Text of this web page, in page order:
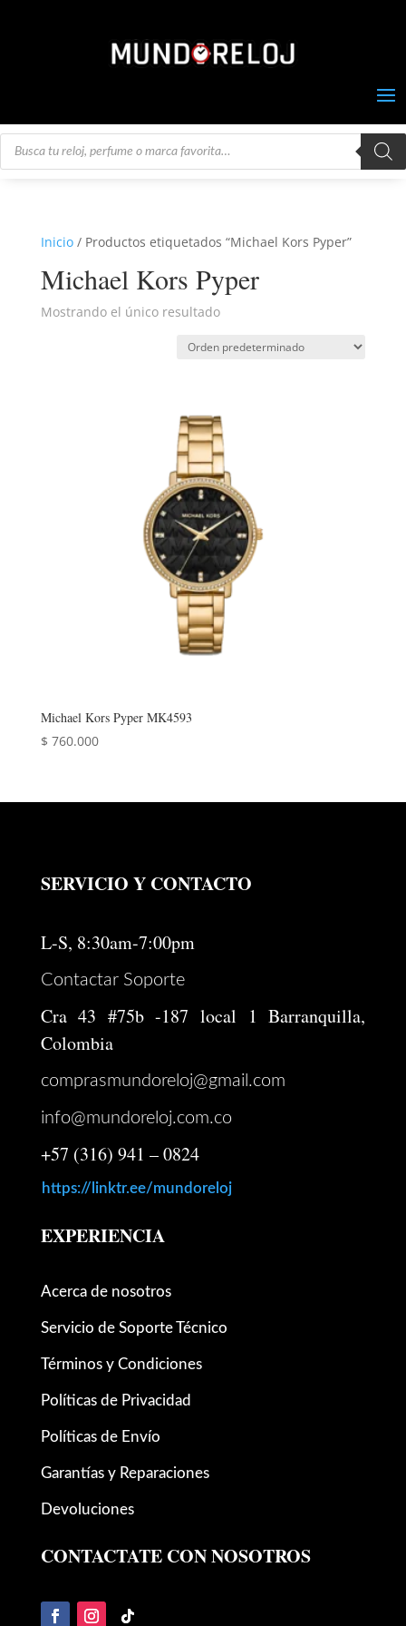
Búsqueda
Inicio/ Productos etiquetados “Michael Kors Pyper”
Michael Kors Pyper
Mostrando el único resultado
Michael Kors Pyper MK4593
$ 760.000
SERVICIO Y CONTACTO
L-S, 8:30am-7:00pm
Contactar Soporte
Cra 43 #75b -187 local 1 Barranquilla,
Colombia
comprasmundoreloj@gmail.com
info@mundoreloj.com.co
+57 (316) 941 – 0824
https://linktr.ee/mundoreloj
EXPERIENCIA
Acerca de nosotros
Servicio de Soporte Técnico
Términos y Condiciones
Políticas de Privacidad
Políticas de Envío
Garantías y Reparaciones
Devoluciones
CONTACTATE CON NOSOTROS